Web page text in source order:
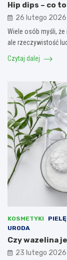
Hip dips – co
26 lutego 2026
Wiele osób myśli,
ale rzeczywistość
Czytaj dalej
KOSMETYKI
URODA
Czy wazelina
23 lutego 2026